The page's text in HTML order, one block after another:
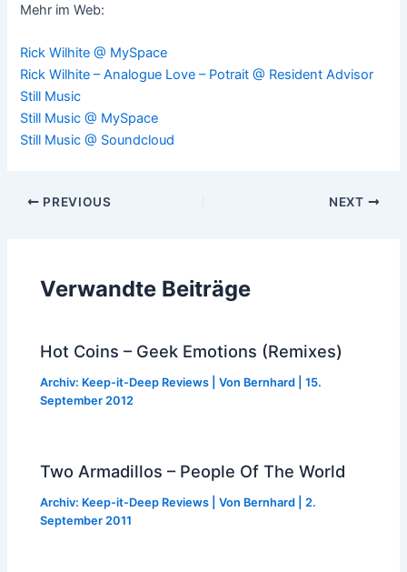
Mehr im Web:
Rick Wilhite @ MySpace
Rick Wilhite – Analogue Love – Potrait @ Resident Advisor
Still Music
Still Music @ MySpace
Still Music @ Soundcloud
Post
PREVIOUS NEXT
Verwandte Beiträge
Hot Coins – Geek Emotions (Remixes)
Archiv: Keep-it-Deep Reviews | Von Bernhard |15.
September 2012
Two Armadillos – People Of The World
Archiv: Keep-it-Deep Reviews | Von Bernhard
2.
September 2011